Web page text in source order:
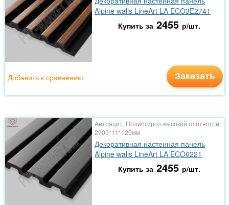
Alpine walls LineArt LA ECO3E2741
Купить за 2455 р/шт.
Заказать
Добавить к сравнению
Антрацит, Полистирол высокой плотности,
2900*11*120мм
Декоративная настенная панель
Alpine walls LineArt LA ECO6221
Купить за 2455 р/шт.